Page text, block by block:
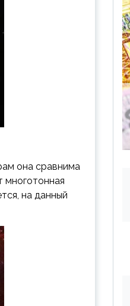
она сравнима
многотонная
на данный